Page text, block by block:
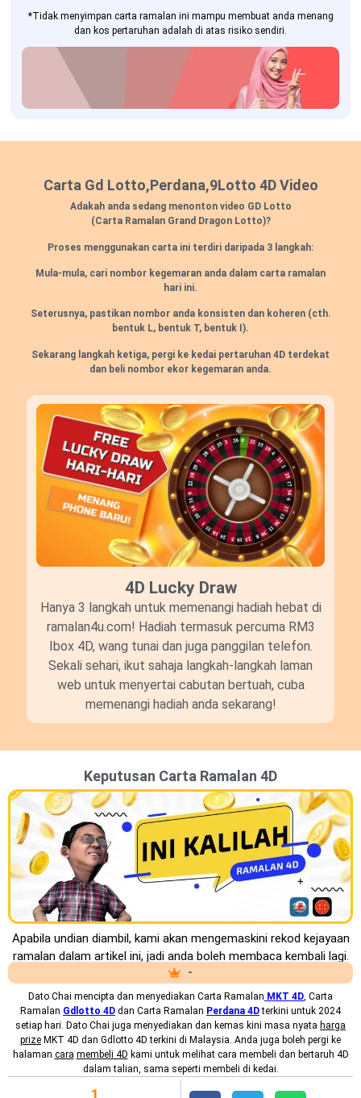
*Tidak menyimpan carta ramalan ini mampu membuat anda menang
dan kos pertaruhan adalah di atas risiko sendiri.
Carta Gd Lotto,Perdana,9Lotto 4D Video
Adakah anda sedang menonton video GD Lotto
(Carta Ramalan Grand Dragon Lotto)?
Proses menggunakan carta ini terdiri daripada 3 langkah:
Mula-mula, cari nombor kegemaran anda dalam carta ramalan
hari ini.
Seterusnya, pastikan nombor anda konsisten dan koheren (cth.
bentuk L, bentuk T, bentuk I).
Sekarang langkah ketiga, pergi ke kedai pertaruhan 4D terdekat
dan beli nombor ekor kegemaran anda.
4D Lucky Draw​
Hanya 3 langkah untuk memenangi hadiah hebat di
ramalan4u.com! Hadiah termasuk percuma RM3
Ibox 4D, wang tunai dan juga panggilan telefon.
Sekali sehari, ikut sahaja langkah-langkah laman
web untuk menyertai cabutan bertuah, cuba
memenangi hadiah anda sekarang!
Keputusan Carta Ramalan 4D
Apabila undian diambil, kami akan mengemaskini rekod kejayaan
ramalan dalam artikel ini, jadi anda boleh membaca kembali lagi.
-
Dato Chai mencipta dan menyediakan Carta Ramalan MKT 4D, Carta
Ramalan Gdlotto 4D dan Carta Ramalan Perdana 4Dterkini untuk 2024
setiap hari. Dato Chai juga menyediakan dan kemas kini masa nyata harga
prize MKT 4D dan Gdlotto 4D terkini di Malaysia. Anda juga boleh pergi ke
halaman cara membeli 4D kami untuk melihat cara membeli dan bertaruh 4D
dalam talian, sama seperti membeli di kedai.
1